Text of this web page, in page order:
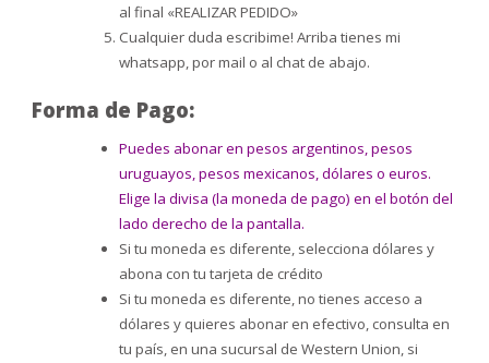
al final «REALIZAR PEDIDO»
Cualquier duda escribime! Arriba tienes mi
whatsapp, por mail o al chat de abajo.
Forma de Pago:
Puedes abonar en pesos argentinos, pesos
uruguayos, pesos mexicanos, dólares o euros.
Elige la divisa (la moneda de pago) en el botón del
lado derecho de la pantalla.
Si tu moneda es diferente, selecciona dólares y
abona con tu tarjeta de crédito
Si tu moneda es diferente, no tienes acceso a
dólares y quieres abonar en efectivo, consulta en
tu país, en una sucursal de Western Union, si